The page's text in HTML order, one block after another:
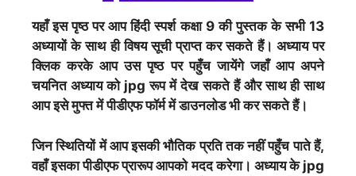
यहाँ इस पृष्ठ पर आप हिंदी स्पर्श कक्षा 9 की पुस्तक के सभी 13
अध्यायों केसाथ ही विषय सूची प्राप्त कर सकते हैं। अध्याय पर
क्लिक करके आप उस पृष्ठ पर पहुँच जायेंगे जहाँ आप अपने
चयनित अध्याय को jpg रूप में देख सकते हैं और साथ ही साथ
आप इसे मुफ्त में पीडीएफ फॉर्म में डाउनलोड भी कर सकते हैं।
जिन स्थितियों में आप इसकी भौतिक प्रति तक नहीं पहुँच पाते हैं,
वहाँ इसका पीडीएफ प्रारूप आपको मदद करेगा। अध्याय के jpg